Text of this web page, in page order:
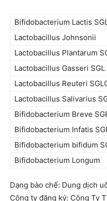
Bifidobacterium Lactis
Lactobacillus Johnsonii
Lactobacillus Plantarum
Lactobacillus Gasseri SGL
Lactobacillus Reuteri
Lactobacillus Salivarius
Bifidobacterium Breve
Bifidobacterium Infatis
Bifidobacterium bifidum
Bifidobacterium Longum
Dạng bào chế: Dung dịch
Công ty đăng ký: Công Ty